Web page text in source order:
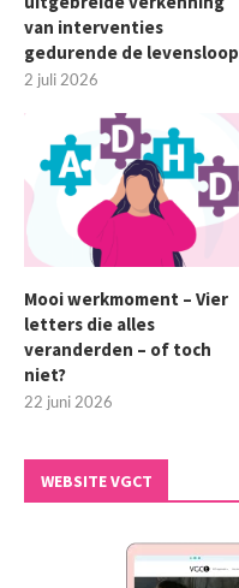
van interventies
gedurende de levensloop
2 juli 2026
Mooi werkmoment – Vier
letters die alles
veranderden – of toch
niet?
22 juni 2026
WEBSITE VGCT